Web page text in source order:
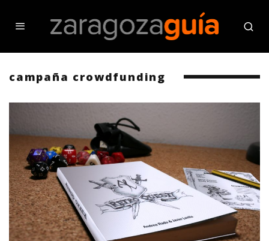
campaña crowdfunding